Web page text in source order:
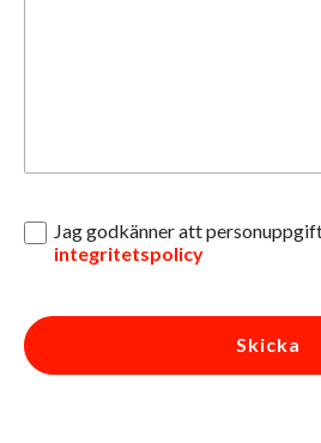
Jag godkänner att
integritetspolicy
Skicka